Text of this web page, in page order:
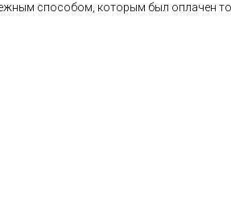
способом, которым был оплачен